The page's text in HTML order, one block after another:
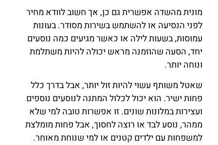
מונית מהשדה אפשרית גם כן, אך חשוב לוודא מחיר
לפני הנסיעה או להשתמש בשירות מסודר. בעונות
עמוסות, בשעות לילה או כאשר מגיעים כמה נוסעים
יחד, הסעה שהוזמנה מראש יכולה להיות משתלמת
ונוחה יותר.
שאטל משותף עשוי להיות זול יותר, אבל בדרך כלל
פחות ישיר. הוא יכול לכלול המתנה לנוסעים נוספים
ועצירות במלונות שונים. זו אפשרות טובה למי שלא
ממהר, נוסע לבד או רוצה לחסוך, אבל פחות מומלצת
למשפחות עם ילדים קטנים או למי שנוחת מאוחר.